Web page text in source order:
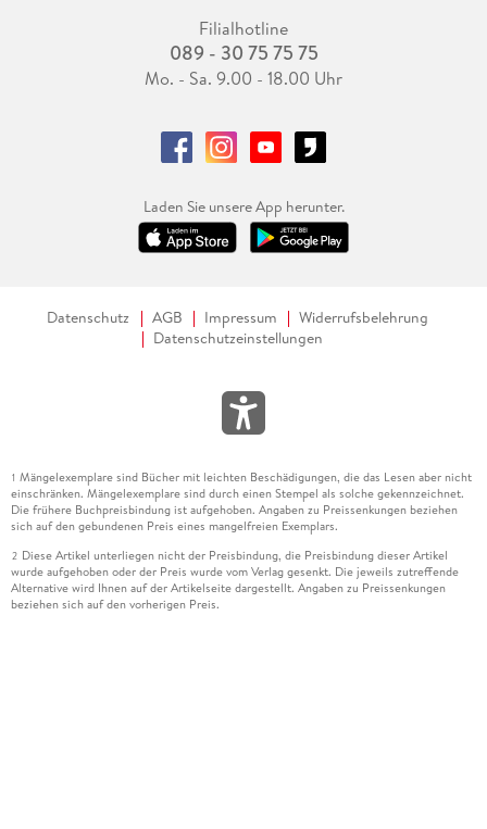
Filialhotline
089 - 30 75 75 75
Mo. - Sa. 9.00 - 18.00 Uhr
Laden Sie unsere App herunter.
Datenschutz AGB Impressum
Widerrufsbelehrung
Datenschutzeinstellungen
1 Mängelexemplare sind Bücher mit leichten Beschädigungen, die das Lesen aber nicht
einschränken. Mängelexemplare sind durch einen Stempel als solche gekennzeichnet.
Die frühere Buchpreisbindung ist aufgehoben. Angaben zu Preissenkungen beziehen
sich auf den gebundenen Preis eines mangelfreien Exemplars.
2 Diese Artikel unterliegen nicht der Preisbindung, die Preisbindung dieser Artikel
wurde aufgehoben oder der Preis wurde vom Verlag gesenkt. Die jeweils zutreffende
Alternative wird Ihnen auf der Artikelseite dargestellt. Angaben zu Preissenkungen
beziehen sich auf den vorherigen Preis.